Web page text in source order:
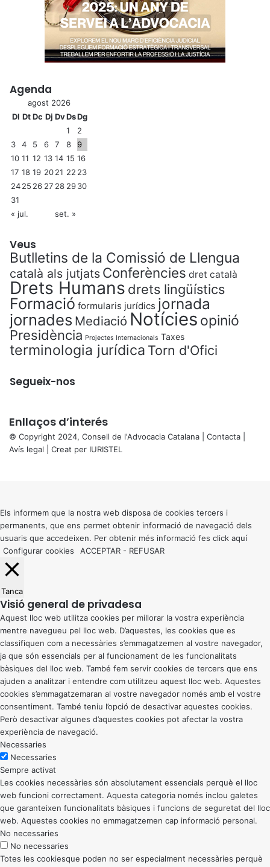
Agenda
agost 2026
Dl DtDc Dj DvDsDg
1
2
3
4 5 6 7 8
9
10 11 12 13 14 15 16
17 18 19 2021 22 23
2425 26 27 28 2930
31
« jul.
set. »
Veus
Butlletins de la Comissió de Llengua
català als jutjats Conferències dret català
Drets Humans drets lingüístics
Formació formularis jurídics jornada
jornades Mediació Notícies opinió
Presidència Projectes Internacionals Taxes
terminologia jurídica Torn d'Ofici
Segueix-nos
Enllaços d’interés
© Copyright 2024, Consell de l'Advocacia Catalana | Contacta
Avís legal | Creat per IURISTEL
button
Els informem que la nostra web disposa de cookies tercers i
permanents, que ens permet obtenir informació de navegació dels
usuaris que accedeixen. Per obtenir més informació fes click aquí
Configurar cookies
ACCEPTAR - REFUSAR
Tanca
Visió general de privadesa
Aquest lloc web utilitza cookies per millorar la vostra experiència
mentre navegueu pel lloc web. D’aquestes, les cookies que es
classifiquen com a necessàries s’emmagatzemen al vostre navegador,
ja que són essencials per al funcionament de les funcionalitats
bàsiques del lloc web. També fem servir cookies de tercers que ens
ajuden a analitzar i entendre com utilitzeu aquest lloc web. Aquestes
cookies s’emmagatzemaran al vostre navegador només amb el vostre
consentiment. També teniu l’opció de desactivar aquestes cookies.
Però desactivar algunes d’aquestes cookies pot afectar la vostra
experiència de navegació.
Necessaries
Necessaries
Sempre activat
Les cookies necessàries són absolutament essencials perquè el lloc
web funcioni correctament. Aquesta categoria només inclou galetes
que garanteixen funcionalitats bàsiques i funcions de seguretat del lloc
web. Aquestes cookies no emmagatzemen cap informació personal.
No necessaries
No necessaries
Totes les cookiesque poden no ser especialment necessàries perquè